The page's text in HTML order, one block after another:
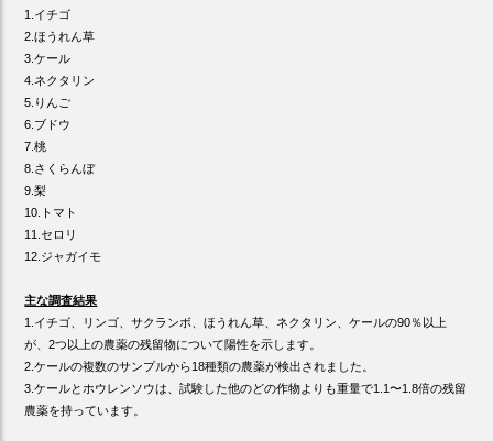
1.イチゴ
2.ほうれん草
3.ケール
4.ネクタリン
5.りんご
6.ブドウ
7.桃
8.さくらんぼ
9.梨
10.トマト
11.セロリ
12.ジャガイモ
主な調査結果
1.イチゴ、リンゴ、サクランボ、ほうれん草、ネクタリン、ケールの90％以上
が、2つ以上の農薬の残留物について陽性を示します。
2.ケールの複数のサンプルから18種類の農薬が検出されました。
3.ケールとホウレンソウは、試験した他のどの作物よりも重量で1.1〜1.8倍の残留
農薬を持っています。